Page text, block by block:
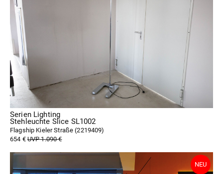
Serien Lighting
Stehleuchte Slice SL1002
Flagship Kieler Straße (2219409)
654 €UVP 1.090 €